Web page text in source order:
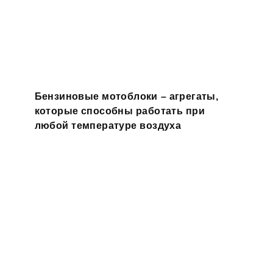
Бензиновые мотоблоки – агрегаты,
которые способны работать при
любой температуре воздуха